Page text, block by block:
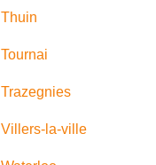
Thuin
Tournai
Trazegnies
Villers-la-ville